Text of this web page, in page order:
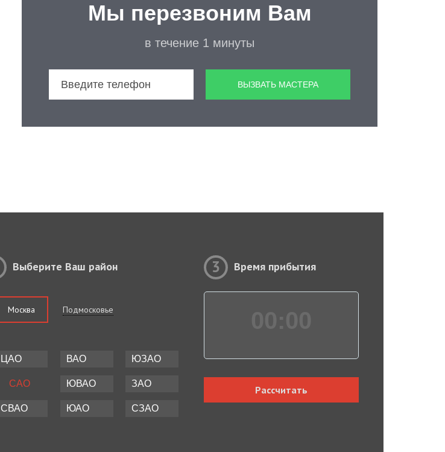
Мы перезвоним Вам
в течение 1 минуты
Выберите Ваш район
Москва Подмосковье
ЦАО ВАО ЮЗАО
САО ЮВАО ЗАО
СВАО ЮАО СЗАО
3 Время прибытия
Рассчитать